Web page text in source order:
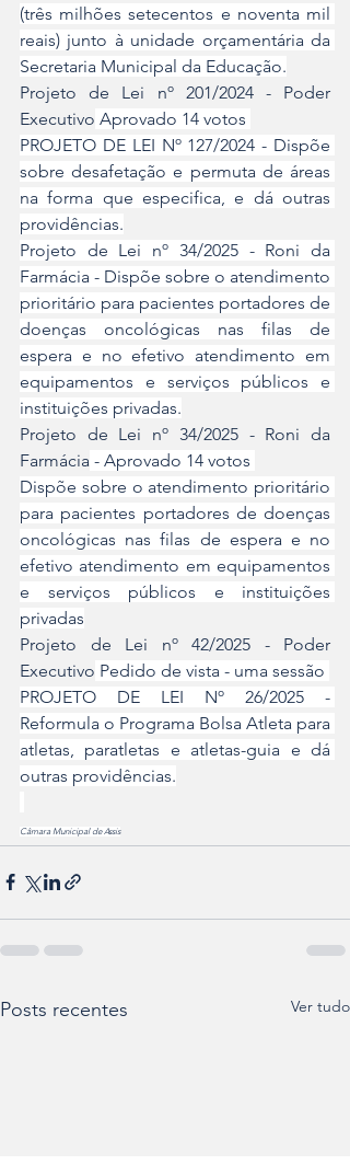
(três milhões setecentos e noventa mil
reais) junto à unidade orçamentária da
Secretaria Municipal da Educação.
Projeto de Lei nº 201/2024 - Poder
Executivo Aprovado 14 votos
PROJETO DE LEI Nº 127/2024 - Dispõe
sobre desafetação e permuta de áreas
na forma que especifica, e dá outras
providências.
Projeto de Lei nº 34/2025 - Roni da
Farmácia - Dispõe sobre o atendimento
prioritário para pacientes portadores de
doenças oncológicas nas filas de
espera e no efetivo atendimento em
equipamentos e serviços públicos e
instituições privadas.
Projeto de Lei nº 34/2025 - Roni da
Farmácia - Aprovado 14 votos
Dispõe sobre o atendimento prioritário
para pacientes portadores de doenças
oncológicas nas filas de espera e no
efetivo atendimento em equipamentos
e serviços públicos e instituições
privadas
Projeto de Lei nº 42/2025 - Poder
Executivo Pedido de vista - uma sessão
PROJETO DE LEI Nº 26/2025 -
Reformula o Programa Bolsa Atleta para
atletas, paratletas e atletas-guia e dá
outras providências.
Câmara Municipal de Assis
Posts recentes Ver tudo